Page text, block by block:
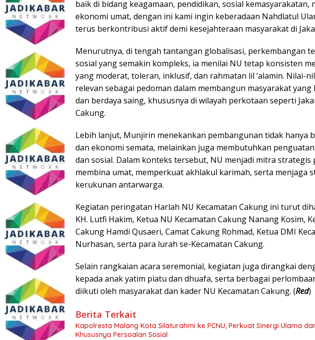
baik di bidang keagamaan, pendidikan, sosial kemasyarakatan,
ekonomi umat, dengan ini kami ingin keberadaan Nahdlatul
terus berkontribusi aktif demi kesejahteraan masyarakat di
Menurutnya, di tengah tantangan globalisasi, perkembangan
sosial yang semakin kompleks, ia menilai NU tetap konsisten
yang moderat, toleran, inklusif, dan rahmatan lil ‘alamin. Nilai-
relevan sebagai pedoman dalam membangun masyarakat
dan berdaya saing, khususnya di wilayah perkotaan seperti
Cakung.
Lebih lanjut, Munjirin menekankan pembangunan tidak hanya
dan ekonomi semata, melainkan juga membutuhkan
dan sosial. Dalam konteks tersebut, NU menjadi mitra strategis
membina umat, memperkuat akhlakul karimah, serta menjaga
kerukunan antarwarga.
Kegiatan peringatan Harlah NU Kecamatan Cakung ini turut
KH. Lutfi Hakim, Ketua NU Kecamatan Cakung Nanang Kosim,
Cakung Hamdi Qusaeri, Camat Cakung Rohmad, Ketua DMI
Nurhasan, serta para lurah se-Kecamatan Cakung.
Selain rangkaian acara seremonial, kegiatan juga dirangkai
kepada anak yatim piatu dan dhuafa, serta berbagai
diikuti oleh masyarakat dan kader NU Kecamatan Cakung. (Red)
Berita Terkait
Kapolresta Malang Kota Silaturahmi ke PCNU, Perkuat Sinergi Ulama
Khususnya Persoalan Sosial